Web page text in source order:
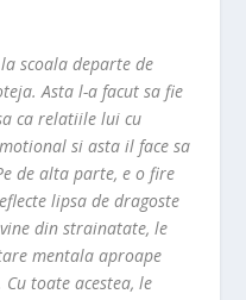
scoala departe de
Asta l-a facut sa fie
ca relatiile lui cu
si asta il face sa
de alta parte, e o fire
lipsa de dragoste
din strainatate, le
mentala aproape
toate acestea, le